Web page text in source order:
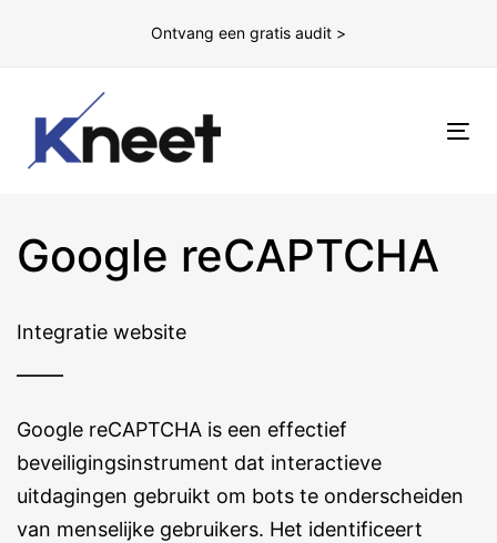
Ontvang een gratis audit >
Google reCAPTCHA
Integratie website
Google reCAPTCHA is een effectief
beveiligingsinstrument dat interactieve
uitdagingen gebruikt om bots te onderscheiden
van menselijke gebruikers. Het identificeert